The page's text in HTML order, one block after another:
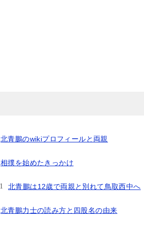
北青鵬のwikiプロフィールと両親
相撲を始めたきっかけ
北青鵬は12歳で両親と別れて鳥取西中へ
北青鵬力士の読み方と四股名の由来